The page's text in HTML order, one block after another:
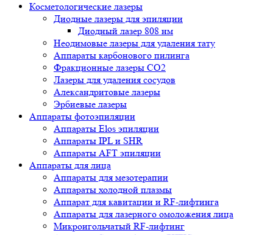
Косметологические лазеры
Диодные лазеры для эпиляции
Диодный лазер 808 нм
Неодимовые лазеры для удаления тату
Аппараты карбонового пилинга
Фракционные лазеры CO2
Лазеры для удаления сосудов
Александритовые лазеры
Эрбиевые лазеры
Аппараты фотоэпиляции
Аппараты Elos эпиляции
Аппараты IPL и SHR
Аппараты AFT эпиляции
Аппараты для лица
Аппараты для мезотерапии
Аппараты холодной плазмы
Аппарат для кавитации и RF-лифтинга
Аппараты для лазерного омоложения лица
Микроигольчатый RF-лифтинг